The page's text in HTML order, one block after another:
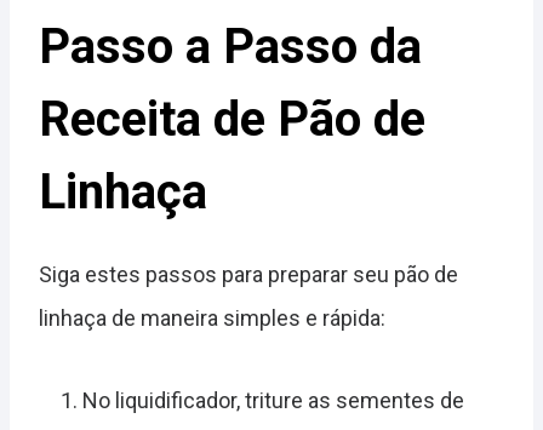
Passo a Passo da
Receita de Pão de
Linhaça
Siga estes passos para preparar seu pão de
linhaça de maneira simples e rápida:
No liquidificador, triture as sementes de